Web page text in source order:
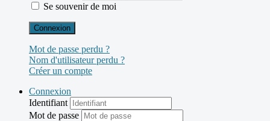
Se souvenir de moi
Connexion
Mot de passe perdu ?
Nom d'utilisateur perdu ?
Créer un compte
Connexion
Identifiant
Mot de passe